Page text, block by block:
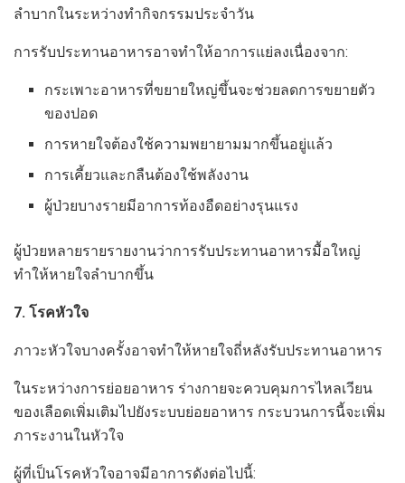
ลำบากในระหว่างทำกิจกรรมประจำวัน
การรับประทานอาหารอาจทำให้อาการแย่ลงเนื่องจาก:
กระเพาะอาหารที่ขยายใหญ่ขึ้นจะช่วยลดการขยายตัว
ของปอด
การหายใจต้องใช้ความพยายามมากขึ้นอยู่แล้ว
การเคี้ยวและกลืนต้องใช้พลังงาน
ผู้ป่วยบางรายมีอาการท้องอืดอย่างรุนแรง
ผู้ป่วยหลายรายรายงานว่าการรับประทานอาหารมื้อใหญ่
ทำให้หายใจลำบากขึ้น
7. โรคหัวใจ
ภาวะหัวใจบางครั้งอาจทำให้หายใจถี่หลังรับประทานอาหาร
ในระหว่างการย่อยอาหาร ร่างกายจะควบคุมการไหลเวียน
ของเลือดเพิ่มเติมไปยังระบบย่อยอาหาร กระบวนการนี้จะเพิ่ม
ภาระงานในหัวใจ
ผู้ที่เป็นโรคหัวใจอาจมีอาการดังต่อไปนี้: